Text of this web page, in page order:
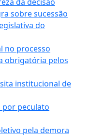
sobre sucessão
do
no processo
obrigatória pelos
institucional de
por peculato
pela demora